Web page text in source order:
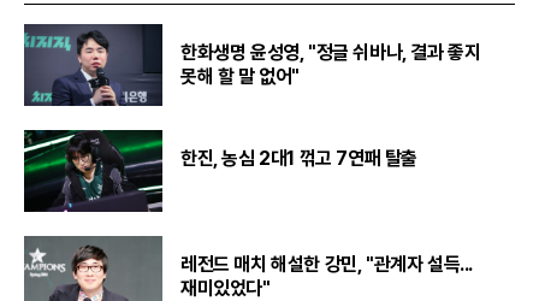
한화생명 윤성영, "정글 쉬바나, 결과 좋지
못해 할 말 없어"
한진, 농심 2대1 꺾고 7연패 탈출
레전드 매치 해설한 강민, "관계자 설득...
재미있었다"